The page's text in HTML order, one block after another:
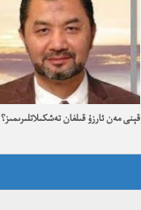
قېنى مەن ئارزۇ قىلغان تەشكىلاتلىرىمىز؟